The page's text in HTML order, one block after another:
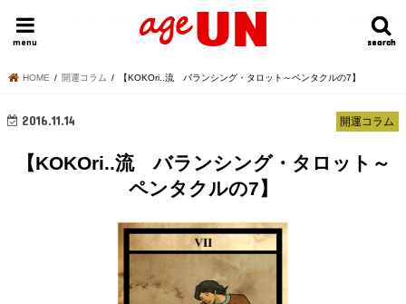
search
search
menu
HOME 今日の運勢ランキング 明日の運勢ランキング 今週の運勢
HOME 開運コラム 【KOKOri..流 バランシング・タロット～ペンタクルの7】
開運コラム
2016.11.14
【KOKOri..流 バランシング・タロット～
ペンタクルの7】